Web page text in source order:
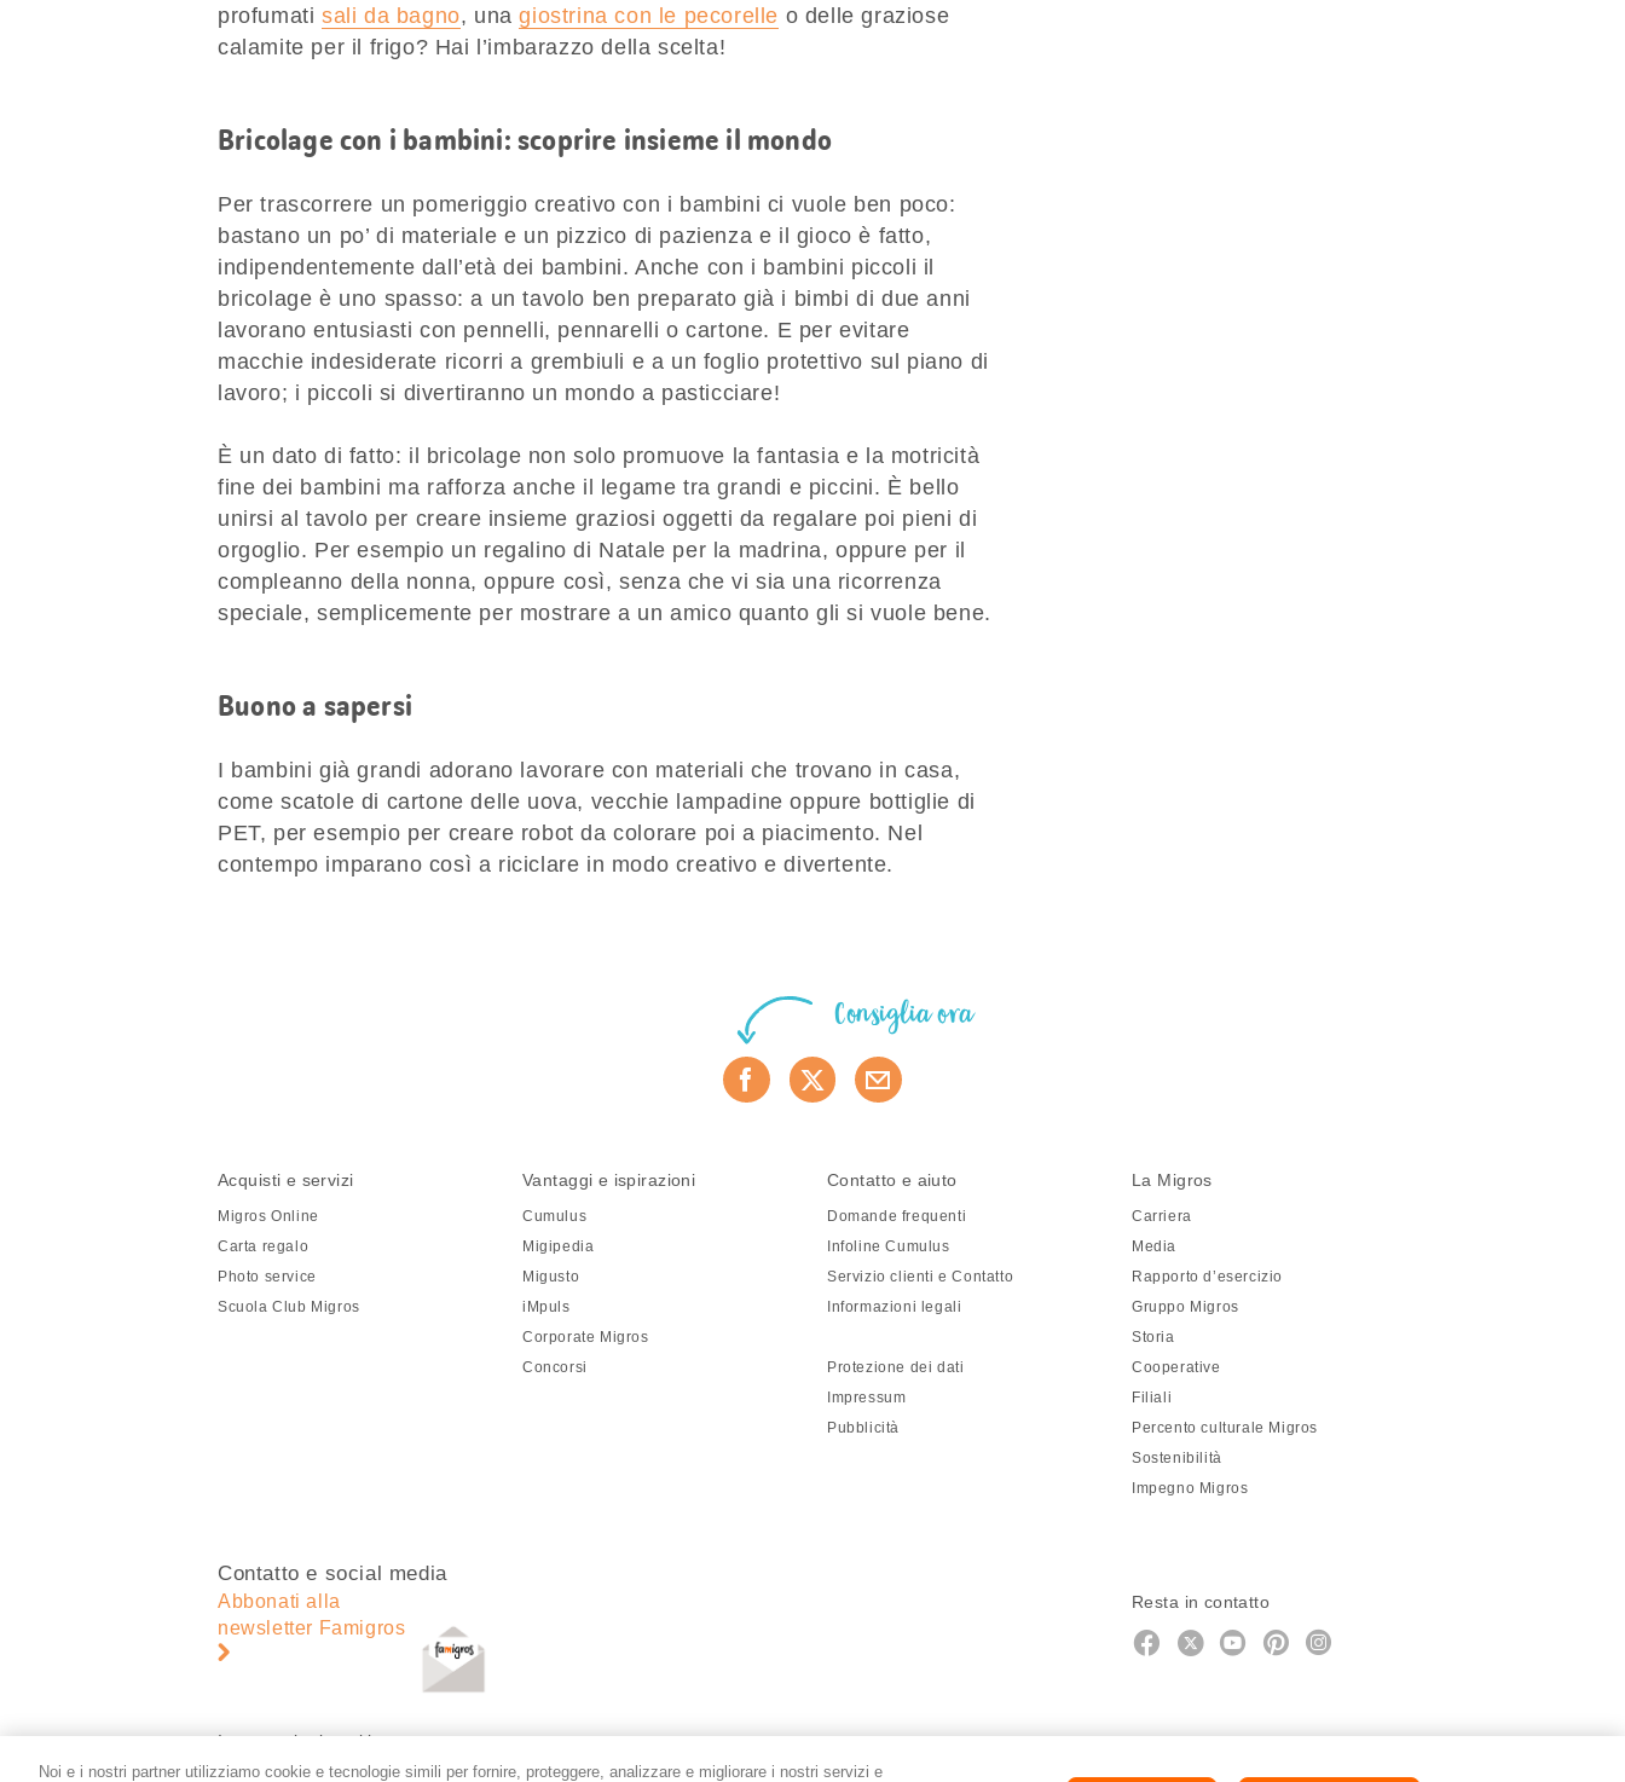
profumati sali da bagno, unagiostrina con le pecorelle o delle graziose
calamite per il frigo? Hai l’imbarazzo della scelta!
Bricolage con i bambini: scoprire insieme il mondo
Per trascorrere un pomeriggio creativo con i bambini ci vuole ben poco:
bastano un po’ di materiale e un pizzico di pazienza e il gioco è fatto,
indipendentemente dall’età dei bambini. Anche con i bambini piccoli il
bricolage è uno spasso: a un tavolo ben preparato già i bimbi di due anni
lavorano entusiasti con pennelli, pennarelli o cartone. E per evitare
macchie indesiderate ricorri a grembiuli e a un foglio protettivo sul piano di
lavoro; i piccoli si divertiranno un mondo a pasticciare!
È un dato di fatto: il bricolage non solo promuove la fantasia e la motricità
fine dei bambini ma rafforza anche il legame tra grandi e piccini. È bello
unirsi al tavolo per creare insieme graziosi oggetti da regalare poi pieni di
orgoglio. Per esempio un regalino di Natale per la madrina, oppure per il
compleanno della nonna, oppure così, senza che vi sia una ricorrenza
speciale, semplicemente per mostrare a un amico quanto gli si vuole bene.
Buono a sapersi
I bambini già grandi adorano lavorare con materiali che trovano in casa,
come scatole di cartone delle uova, vecchie lampadine oppure bottiglie di
PET, per esempio per creare robot da colorare poi a piacimento. Nel
contempo imparano così a riciclare in modo creativo e divertente.
Consiglia ora
Acquisti e servizi
Migros Online
Carta regalo
Photo service
Scuola Club Migros
Vantaggi e ispirazioni
Cumulus
Migipedia
Migusto
iMpuls
Corporate Migros
Concorsi
Contatto e aiuto
Domande frequenti
Infoline Cumulus
Servizio clienti e Contatto
Informazioni legali
Protezione dei dati
Impressum
Pubblicità
La Migros
Carriera
Media
Rapporto d’esercizio
Gruppo Migros
Storia
Cooperative
Filiali
Percento culturale Migros
Sostenibilità
Impegno Migros
Contatto e social media
Abbonati alla
newsletter Famigros
Resta in contatto
https://twitter.com/migros?
https://www.youtube.com/user/
PinterestInstagram
Impostazioni cookie
Noi e i nostri partner utilizziamo cookie e tecnologie simili per fornire, proteggere, analizzare e migliorare i nostri servizi e